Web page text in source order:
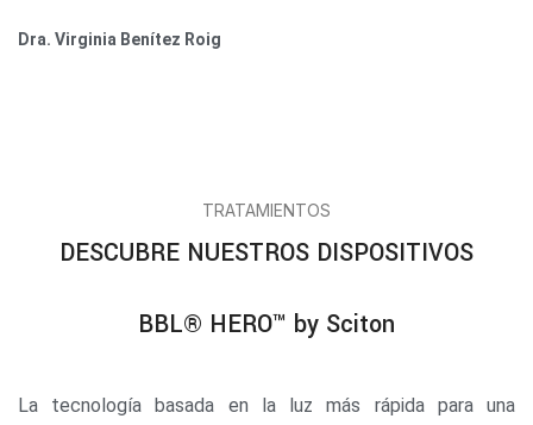
Dra. Virginia Benítez Roig
TRATAMIENTOS
DESCUBRE NUESTROS DISPOSITIVOS
BBL® HERO™️ by Sciton
La tecnología basada en la luz más rápida para una